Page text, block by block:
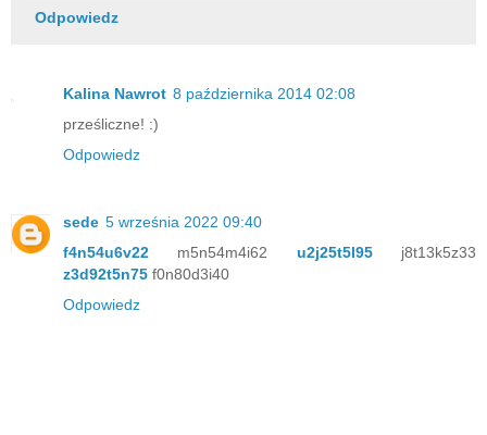
Odpowiedz
Kalina Nawrot 8 października 2014 02:08
prześliczne! :)
Odpowiedz
sede 5 września 2022 09:40
f4n54u6v22 m5n54m4i62 u2j25t5l95 j8t13k5z33
z3d92t5n75 f0n80d3i40
Odpowiedz